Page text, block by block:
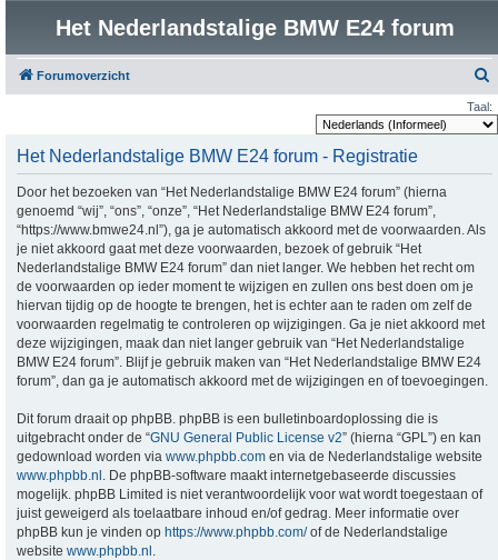
Het Nederlandstalige BMW E24 forum
Forumoverzicht
e
Taal:
Het Nederlandstalige BMW E24 forum - Registratie
Door het bezoeken van “Het Nederlandstalige BMW E24 forum” (hierna
genoemd “wij”, “ons”, “onze”, “Het Nederlandstalige BMW E24 forum”,
“https://www.bmwe24.nl”), ga je automatisch akkoord met de voorwaarden. Als
je niet akkoord gaat met deze voorwaarden, bezoek of gebruik “Het
Nederlandstalige BMW E24 forum” dan niet langer. We hebben het recht om
de voorwaarden op ieder moment te wijzigen en zullen ons best doen om je
hiervan tijdig op de hoogte te brengen, het is echter aan te raden om zelf de
voorwaarden regelmatig te controleren op wijzigingen. Ga je niet akkoord met
deze wijzigingen, maak dan niet langer gebruik van “Het Nederlandstalige
BMW E24 forum”. Blijf je gebruik maken van “Het Nederlandstalige BMW E24
forum”, dan ga je automatisch akkoord met de wijzigingen en of toevoegingen.
Dit forum draait op phpBB. phpBB is een bulletinboardoplossing die is
uitgebracht onder de “GNU General Public License v2” (hierna “GPL”) en kan
gedownload worden via www.phpbb.com en via de Nederlandstalige website
www.phpbb.nl . De phpBB-software maakt internetgebaseerde discussies
mogelijk. phpBB Limited is niet verantwoordelijk voor wat wordt toegestaan of
juist geweigerd als toelaatbare inhoud en/of gedrag. Meer informatie over
phpBB kun je vinden op https://www.phpbb.com/of de Nederlandstalige
website www.phpbb.nl .